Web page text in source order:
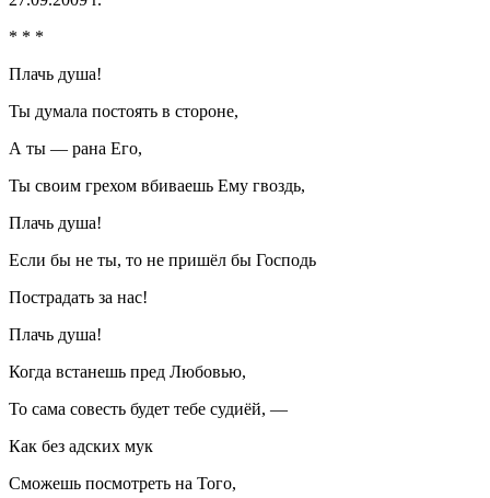
* * *
Плачь душа!
Ты думала постоять в стороне,
А ты — рана Его,
Ты своим грехом вбиваешь Ему гвоздь,
Плачь душа!
Если бы не ты, то не пришёл бы Господь
Пострадать за нас!
Плачь душа!
Когда встанешь пред Любовью,
То сама совесть будет тебе судиёй, —
Как без адских мук
Сможешь посмотреть на Того,